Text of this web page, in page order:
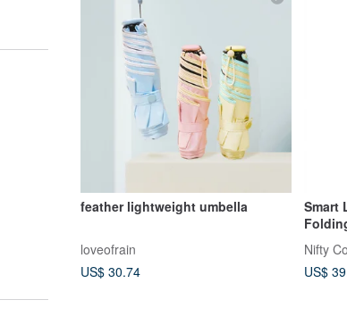
feather lightweight umbella
loveofrain
US$ 30.74
Smart
Rain,
Series
Nifty
US$